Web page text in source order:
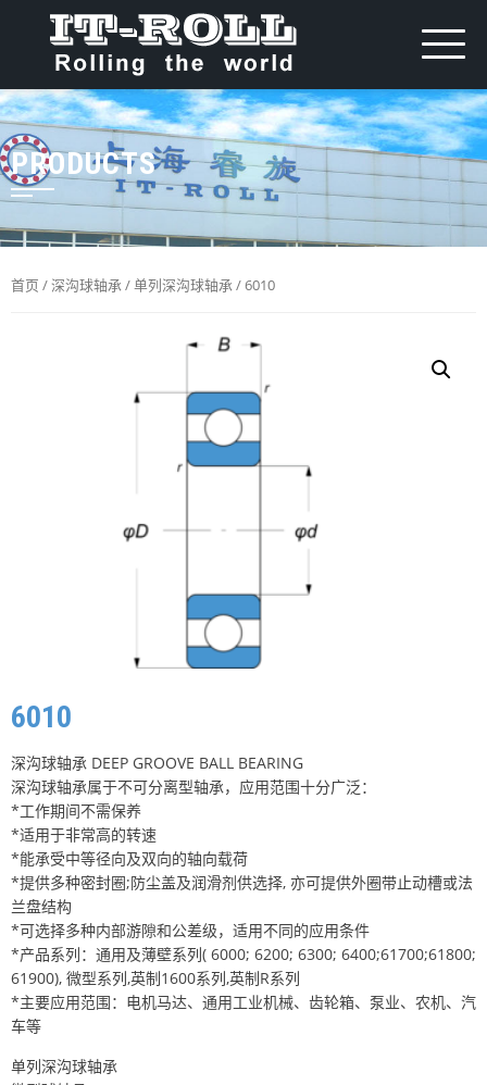
PRODUCTS
首页 /深沟球轴承/单列深沟球轴承/ 6010
6010
深沟球轴承 DEEP GROOVE BALL BEARING
深沟球轴承属于不可分离型轴承，应用范围十分广泛：
*工作期间不需保养
*适用于非常高的转速
*能承受中等径向及双向的轴向载荷
*提供多种密封圈;防尘盖及润滑剂供选择, 亦可提供外圈带止动槽或法
兰盘结构
*可选择多种内部游隙和公差级，适用不同的应用条件
*产品系列：通用及薄壁系列( 6000; 6200; 6300; 6400;61700;61800;
61900), 微型系列,英制1600系列,英制R系列
*主要应用范围：电机马达、通用工业机械、齿轮箱、泵业、农机、汽
车等
单列深沟球轴承